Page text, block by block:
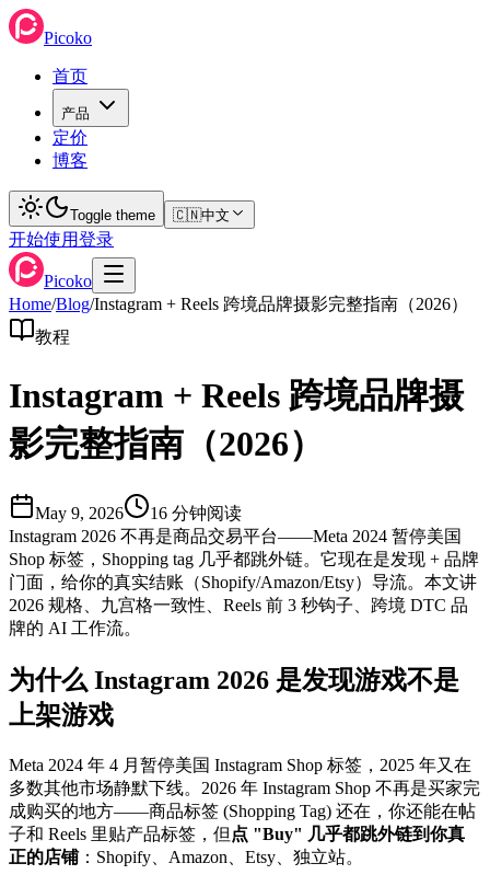
Picoko
首页
产品
定价
博客
Toggle theme 🇨🇳中文
开始使用登录
Picoko
Home/Blog/Instagram + Reels 跨境品牌摄影完整指南（2026）
教程
Instagram + Reels 跨境品牌摄
影完整指南（2026）
May 9, 2026 16 分钟阅读
Instagram 2026 不再是商品交易平台——Meta 2024 暂停美国
Shop 标签，Shopping tag 几乎都跳外链。它现在是发现 + 品牌
门面，给你的真实结账（Shopify/Amazon/Etsy）导流。本文讲
2026 规格、九宫格一致性、Reels 前 3 秒钩子、跨境 DTC 品
牌的 AI 工作流。
为什么 Instagram 2026 是发现游戏不是
上架游戏
Meta 2024 年 4 月暂停美国 Instagram Shop 标签，2025 年又在
多数其他市场静默下线。2026 年 Instagram Shop 不再是买家完
成购买的地方——商品标签 (Shopping Tag) 还在，你还能在帖
子和 Reels 里贴产品标签，但 点 "Buy" 几乎都跳外链到你真
正的店铺：Shopify、Amazon、Etsy、独立站。